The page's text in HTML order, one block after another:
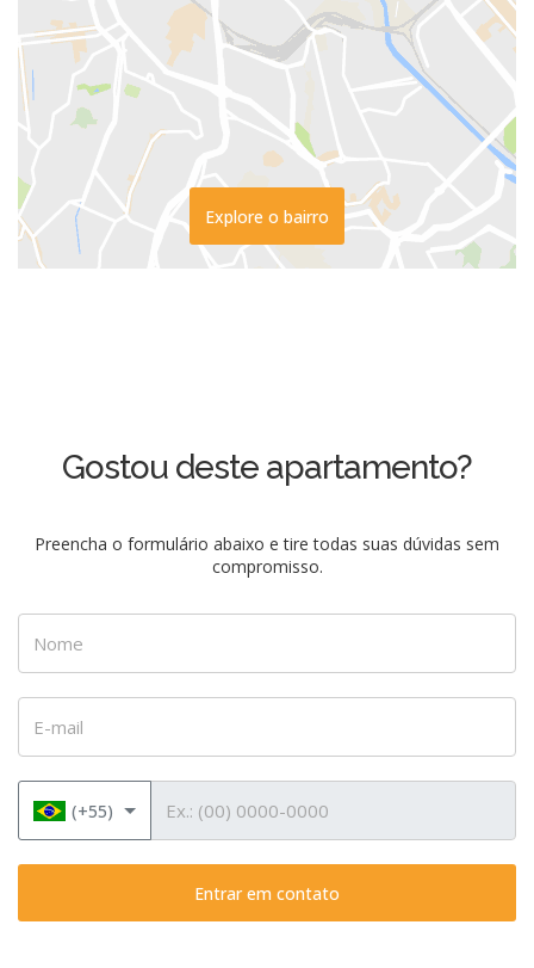
Explore o bairro
Gostou deste apartamento?
Preencha o formulário abaixo e tire todas suas dúvidas sem
compromisso.
(+55)
Entrar em contato